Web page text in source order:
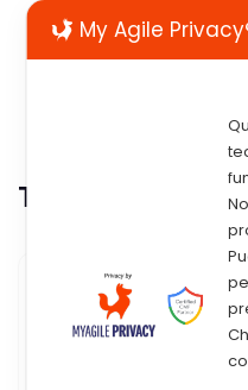
Tag:
16 Giugno 2017
Sosteniamo
My Agile